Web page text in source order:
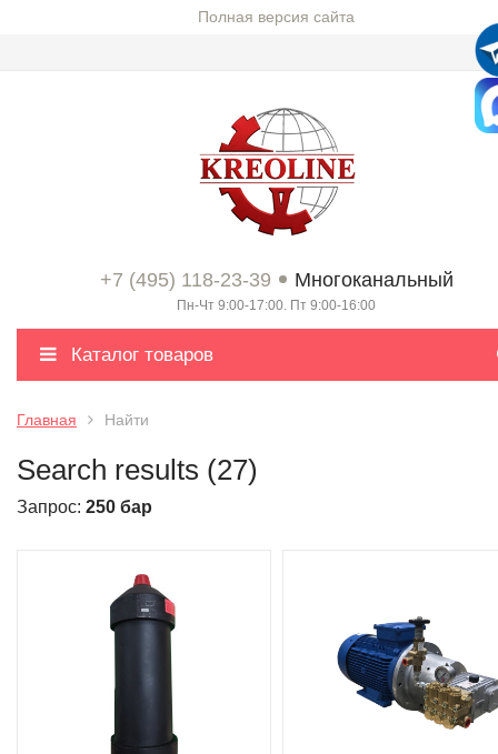
Полная версия сайта
+7 (495) 118-23-39 Многоканальный
Пн-Чт 9:00-17:00. Пт 9:00-16:00
Каталог товаров
Главная Найти
Search results (27)
Запрос: 250 бар